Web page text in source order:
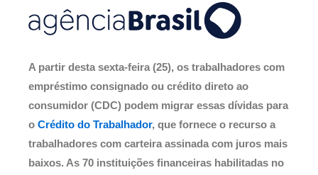
A partir desta sexta-feira (25), os trabalhadores com
empréstimo consignado ou crédito direto ao
consumidor (CDC) podem migrar essas dívidas para
o Crédito do Trabalhador, que fornece o recurso a
trabalhadores com carteira assinada com juros mais
baixos. As 70 instituições financeiras habilitadas no